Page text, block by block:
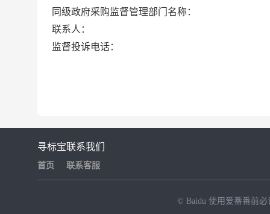
同级政府采购监督管理部门名称：
联系人：
监督投诉电话：
寻标宝
首页
联系我们
联系客服
© Baidu 使用爱番番前必